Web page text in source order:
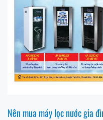
Nên mua máy lọc nước gia